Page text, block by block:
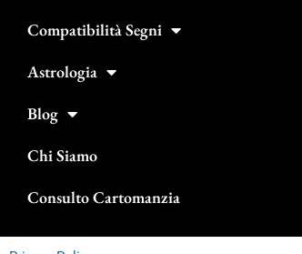
Compatibilità Segni
Astrologia
Blog
Chi Siamo
Consulto Cartomanzia